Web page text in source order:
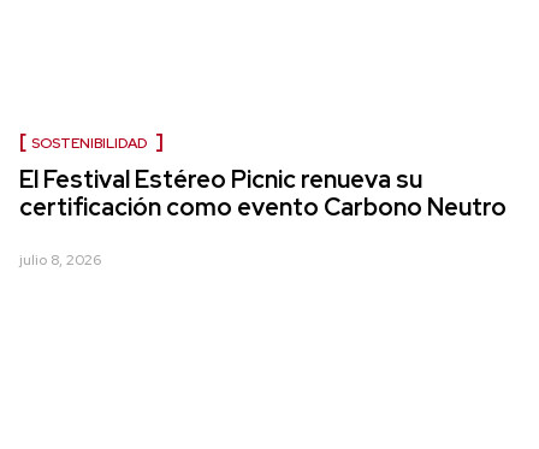
SOSTENIBILIDAD
El Festival Estéreo Picnic renueva su
certificación como evento Carbono Neutro
julio 8, 2026